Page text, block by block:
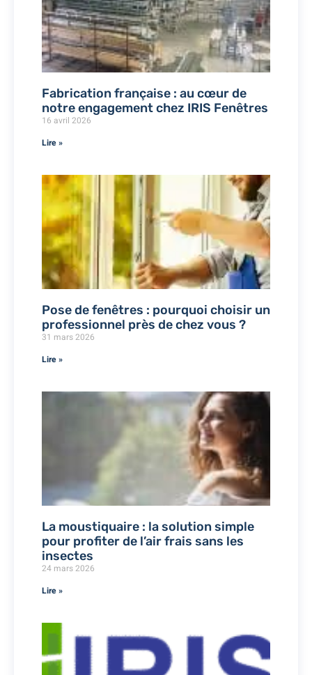
Fabrication française : au cœur de
notre engagement chez IRIS Fenêtres
16 avril 2026
Lire »
Pose de fenêtres : pourquoi choisir un
professionnel près de chez vous ?
31 mars 2026
Lire »
La moustiquaire : la solution simple
pour profiter de l’air frais sans les
insectes
24 mars 2026
Lire »